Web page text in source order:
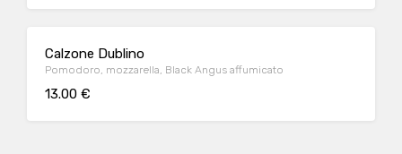
Calzone Dublino
Pomodoro, mozzarella, Black Angus affumicato
13.00 €